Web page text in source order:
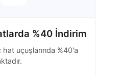
%40 İndirim
uçuşlarında %40'a